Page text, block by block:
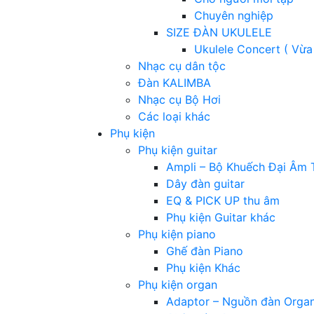
Chuyên nghiệp
SIZE ĐÀN UKULELE
Ukulele Concert ( Vừa
Nhạc cụ dân tộc
Đàn KALIMBA
Nhạc cụ Bộ Hơi
Các loại khác
Phụ kiện
Phụ kiện guitar
Ampli – Bộ Khuếch Đại Âm
Dây đàn guitar
EQ & PICK UP thu âm
Phụ kiện Guitar khác
Phụ kiện piano
Ghế đàn Piano
Phụ kiện Khác
Phụ kiện organ
Adaptor – Nguồn đàn